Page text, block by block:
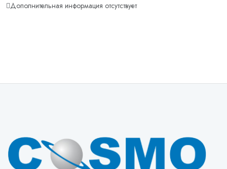
Дополнительная информация отсутствует